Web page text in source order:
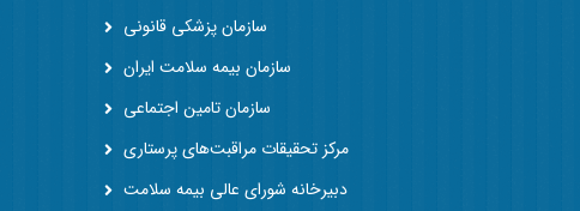
سازمان پزشکی قانونی
سازمان بیمه سلامت ایران
سازمان تامین اجتماعی
مرکز تحقیقات مراقبت‌های پرستاری
دبیرخانه شورای عالی بیمه سلامت